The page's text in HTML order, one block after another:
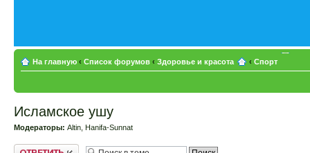
На главную ‹ Список форумов ‹ Здоровье и красота ‹ Спорт
Исламское ушу
Модераторы: Altin Hanifa-Sunnat
Ответить